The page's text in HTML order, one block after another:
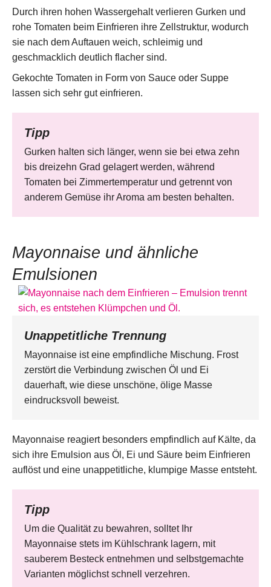
Durch ihren hohen Wassergehalt verlieren Gurken und
rohe Tomaten beim Einfrieren ihre Zellstruktur, wodurch
sie nach dem Auftauen weich, schleimig und
geschmacklich deutlich flacher sind.
Gekochte Tomaten in Form von Sauce oder Suppe
lassen sich sehr gut einfrieren.
Tipp
Gurken halten sich länger, wenn sie bei etwa zehn
bis dreizehn Grad gelagert werden, während
Tomaten bei Zimmertemperatur und getrennt von
anderem Gemüse ihr Aroma am besten behalten.
Mayonnaise und ähnliche
Emulsionen
Unappetitliche Trennung
Mayonnaise ist eine empfindliche Mischung. Frost
zerstört die Verbindung zwischen Öl und Ei
dauerhaft, wie diese unschöne, ölige Masse
eindrucksvoll beweist.
Mayonnaise reagiert besonders empfindlich auf Kälte, da
sich ihre Emulsion aus Öl, Ei und Säure beim Einfrieren
auflöst und eine unappetitliche, klumpige Masse entsteht.
Tipp
Um die Qualität zu bewahren, solltet Ihr
Mayonnaise stets im Kühlschrank lagern, mit
sauberem Besteck entnehmen und selbstgemachte
Varianten möglichst schnell verzehren.